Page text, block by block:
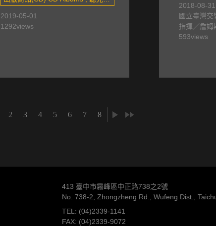
灣的聲音 The Sound of Formosa ,
2019-05-01
1292views
作 Taiwanese composers&#x27;
works
2018-08-31
國立臺灣交
指揮／詹姆
Boznos，
593views
2 3 4 5 6 7 8
413 臺中市霧峰區中正路738之2號
No. 738-2, Zhongzheng Rd., Wufeng Dist.,
TEL: (04)2339-1141
FAX: (04)2339-9072